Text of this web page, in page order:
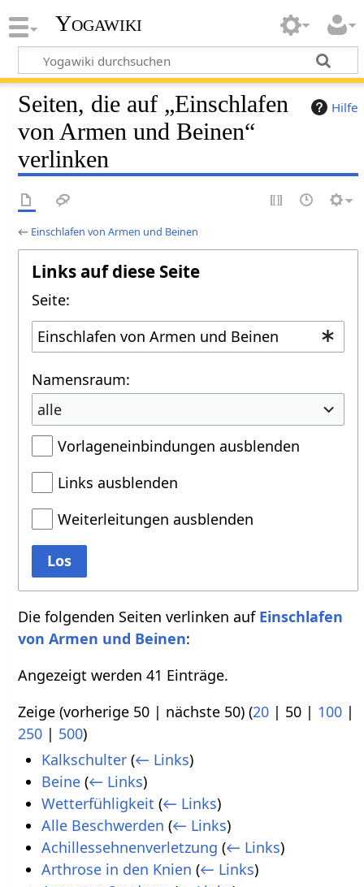
Yogawiki
Hilfe
Seiten, die auf „Einschlafen
von Armen und Beinen“
verlinken
← Einschlafen von Armen und Beinen
Links auf diese Seite
Seite:
Namensraum:
alle
Vorlageneinbindungen ausblenden
Links ausblenden
Weiterleitungen ausblenden
Los
Die folgenden Seiten verlinken auf Einschlafen
von Armen und Beinen:
Angezeigt werden 41 Einträge.
Zeige (vorherige 50 | nächste 50) (20 | 50 | 100 |
250 | 500)
Kalkschulter (← Links)
Beine (← Links)
Wetterfühligkeit (← Links)
Alle Beschwerden (← Links)
Achillessehnenverletzung (← Links)
Arthrose in den Knien (← Links)